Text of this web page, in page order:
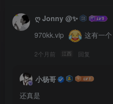
ღ Jonny @✨
970kk.vip
这有一
2个月前 江西 回复
小杨哥
还真是